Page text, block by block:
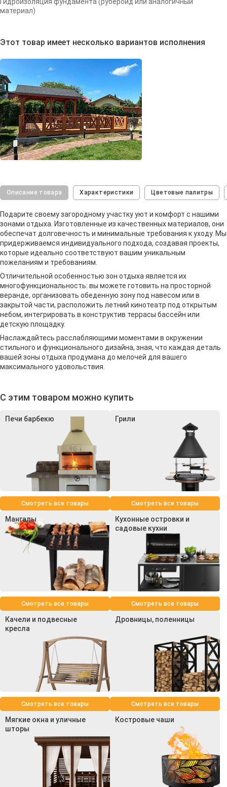
Гидроизоляция фундамента (рубероид или аналогичный
материал)
Этот товар имеет несколько вариантов исполнения
Описание товара Характеристики Цветовые палитры
Подарите своему загородному участку уют и комфорт с нашими
зонами отдыха. Изготовленные из качественных материалов, они
обеспечат долговечность и минимальные требования к уходу. Мы
придерживаемся индивидуального подхода, создавая проекты,
которые идеально соответствуют вашим уникальным
пожеланиям и требованиям.
Отличительной особенностью зон отдыха является их
многофункциональность: вы можете готовить на просторной
веранде, организовать обеденную зону под навесом или в
закрытой части, расположить летний кинотеатр под открытым
небом, интегрировать в конструктив террасы бассейн или
детскую площадку.
Наслаждайтесь расслабляющими моментами в окружении
стильного и функционального дизайна, зная, что каждая деталь
вашей зоны отдыха продумана до мелочей для вашего
максимального удовольствия.
С этим товаром можно купить
Печи барбекю
Смотреть все товары
Грили
Смотреть все товары
Мангалы
Смотреть все товары
Кухонные островки и
садовые кухни
Смотреть все товары
Качели и подвесные
кресла
Смотреть все товары
Дровницы, поленницы
Смотреть все товары
Мягкие окна и уличные
шторы
Костровые чаши